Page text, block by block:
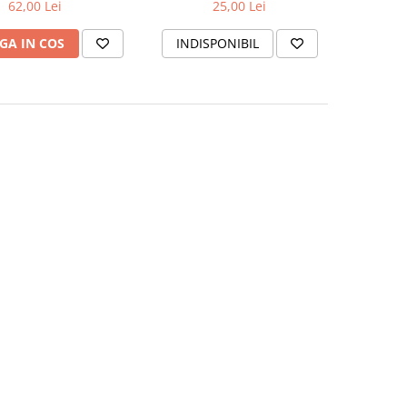
62,00 Lei
IN COS
25,00 Lei
INDISPONIBIL